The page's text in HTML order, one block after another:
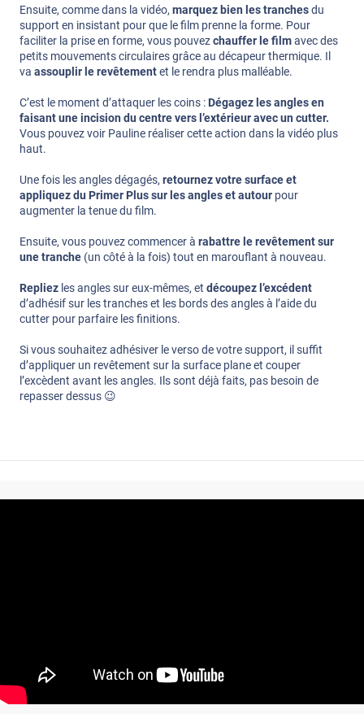
Ensuite, comme dans la vidéo, marquez bien les tranchesdu
support en insistant pour que le film prenne la forme. Pour
faciliter la prise en forme, vous pouvezchauffer le filmavec des
petits mouvements circulaires grâce au décapeur thermique. Il
va assouplir le revêtementet le rendra plus malléable.
C’est le moment d’attaquer les coins : Dégagez les angles en
faisant une incision du centre vers l’extérieur avec un cutter.
Vous pouvez voir Pauline réaliser cette action dans la vidéo plus
haut.
Une fois les angles dégagés, retournez votre surface et
appliquez du Primer Plus sur les angles et autour pour
augmenter la tenue du film.
Ensuite, vous pouvez commencer à rabattre le revêtement sur
une tranche (un côté à la fois) tout en marouflant à nouveau.
Repliez les angles sur eux-mêmes, et découpez l’excédent
d’adhésif sur les tranches et les bords des angles à l’aide du
cutter pour parfaire les finitions.
Si vous souhaitez adhésiver le verso de votre support, il suffit
d’appliquer un revêtement sur la surface plane et couper
l’excèdent avant les angles. Ils sont déjà faits, pas besoin de
repasser dessus 😉